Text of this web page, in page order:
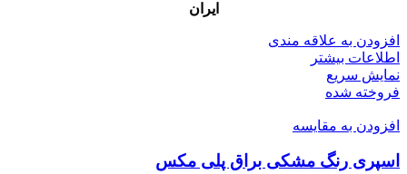
ایران
افزودن به علاقه مندی
اطلاعات بیشتر
نمایش سریع
فروخته شده
افزودن به مقایسه
اسپری رنگ مشکی براق پلی مکس